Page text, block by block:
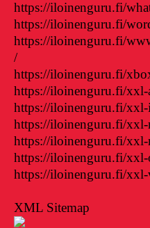
https://iloinenguru.fi/
https://iloinenguru.fi/
https://iloinenguru.fi/
/
https://iloinenguru.fi/
https://iloinenguru.fi/xxl-
https://iloinenguru.fi/xxl-
https://iloinenguru.fi/xxl-
https://iloinenguru.fi/xxl-
https://iloinenguru.fi/
https://iloinenguru.fi/
XML Sitemap